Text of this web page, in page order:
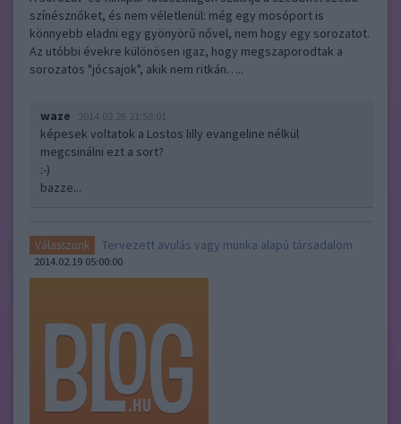
színésznőket, és nem véletlenül: még egy mosóport is
könnyebb eladni egy gyönyörű nővel, nem hogy egy sorozatot.
Az utóbbi évekre különösen igaz, hogy megszaporodtak a
sorozatos "jócsajok", akik nem ritkán…..
waze 2014.02.26 21:58:01
képesek voltatok a Lostos lilly evangeline nélkül
megcsinálni ezt a sort?
:-)
bazze...
Válasszunk Tervezett avulás vagy munka alapú társadalom
2014.02.19 05:00:00